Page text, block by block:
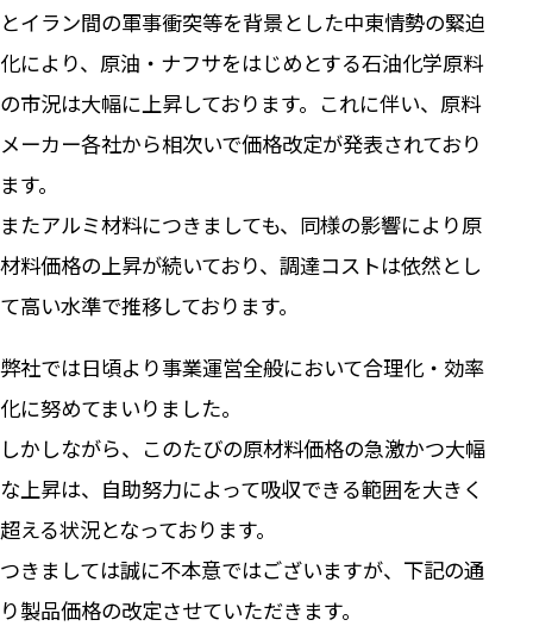
とイラン間の軍事衝突等を背景とした中東情勢の緊迫
化により、原油・ナフサをはじめとする石油化学原料
の市況は大幅に上昇しております。これに伴い、原料
メーカー各社から相次いで価格改定が発表されており
ます。
またアルミ材料につきましても、同様の影響により原
材料価格の上昇が続いており、調達コストは依然とし
て高い水準で推移しております。
弊社では日頃より事業運営全般において合理化・効率
化に努めてまいりました。
しかしながら、このたびの原材料価格の急激かつ大幅
な上昇は、自助努力によって吸収できる範囲を大きく
超える状況となっております。
つきましては誠に不本意ではございますが、下記の通
り製品価格の改定させていただきます。